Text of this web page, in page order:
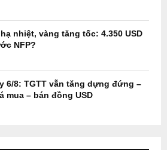
nhiệt, vàng tăng tốc: 4.350 USD
NFP?
6/8: TGTT vẫn tăng dựng đứng –
mua – bán đồng USD